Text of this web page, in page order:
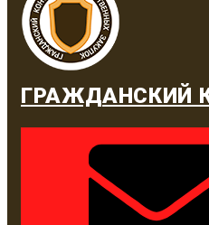
ГРАЖДАНСКИЙ